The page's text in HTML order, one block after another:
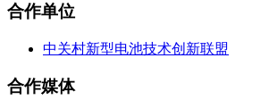
合作单位
中关村新型电池技术创新联盟
合作媒体